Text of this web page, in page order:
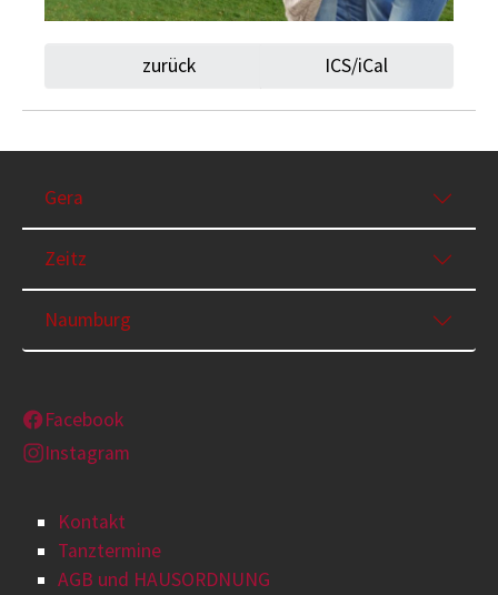
zurück ICS/iCal
Gera
Zeitz
Naumburg
Facebook
Instagram
Kontakt
Tanztermine
AGB und HAUSORDNUNG